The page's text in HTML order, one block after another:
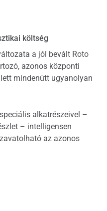
költség
a jól bevált Roto
azonos központi
mindenütt ugyanolyan
alkatrészeivel –
– intelligensen
az azonos